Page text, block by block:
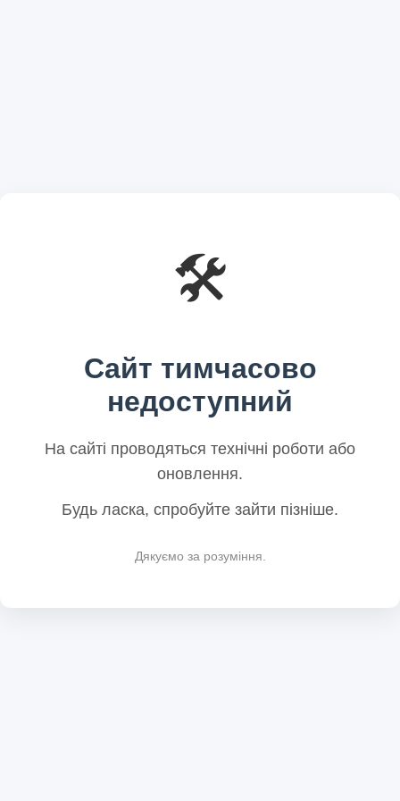
🛠️
Сайт тимчасово
недоступний
На сайті проводяться технічні роботи або
оновлення.
Будь ласка, спробуйте зайти пізніше.
Дякуємо за розуміння.